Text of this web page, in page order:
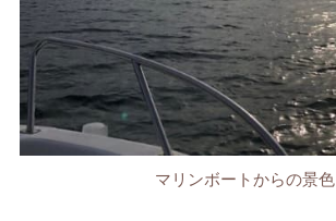
マリンボートからの景色